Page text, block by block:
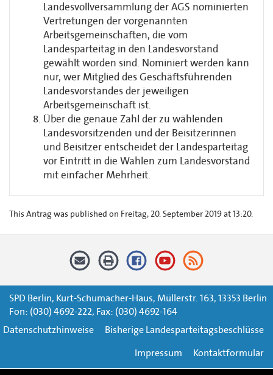
Landesvollversammlung der AGS nominierten
Vertretungen der vorgenannten
Arbeitsgemeinschaften, die vom
Landesparteitag in den Landesvorstand
gewählt worden sind. Nominiert werden kann
nur, wer Mitglied des Geschäftsführenden
Landesvorstandes der jeweiligen
Arbeitsgemeinschaft ist.
Über die genaue Zahl der zu wählenden
Landesvorsitzenden und der Beisitzerinnen
und Beisitzer entscheidet der Landesparteitag
vor Eintritt in die Wahlen zum Landesvorstand
mit einfacher Mehrheit.
This Antrag was published on Freitag, 20. September 2019 at 13:20.
SPD Berlin, Kurt-Schumacher-Haus, Müllerstr. 163, 13353 Berlin
Fon: (030) 4692-222, Fax: (030) 4692-164
Datenschutzhinweise
Bisherige Landesparteitagsbeschlüsse
Impressum
Kontaktformular